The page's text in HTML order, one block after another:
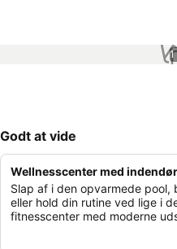
1
Godt at vide
Wellnesscenter med
Slap af i den opvarmede pool,
eller hold din rutine ved lige i
fitnesscenter med moderne